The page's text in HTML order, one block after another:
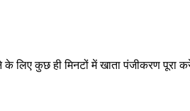
लिए कुछ ही मिनटों में खाता पंजीकरण पूरा